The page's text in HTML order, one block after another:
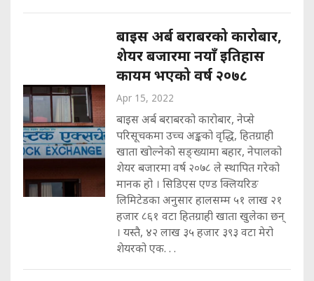
बाइस अर्ब बराबरको कारोबार,
शेयर बजारमा नयाँ इतिहास
कायम भएको वर्ष २०७८
Apr 15, 2022
बाइस अर्ब बराबरको कारोबार, नेप्से
परिसूचकमा उच्च अङ्कको वृद्धि, हितग्राही
खाता खोल्नेको सङ्ख्यामा बहार, नेपालको
शेयर बजारमा वर्ष २०७८ ले स्थापित गरेको
मानक हो । सिडिएस एण्ड क्लियरिङ
लिमिटेडका अनुसार हालसम्म ५१ लाख २१
हजार ८६१ वटा हितग्राही खाता खुलेका छन्
। यस्तै, ४२ लाख ३५ हजार ३९३ वटा मेरो
शेयरको एक. . .